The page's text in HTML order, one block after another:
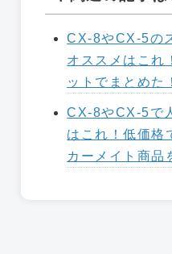
CX-8やCX-5の
オススメはこれ
ットでまとめた
CX-8やCX-5で
はこれ！低価格
カーメイト商品